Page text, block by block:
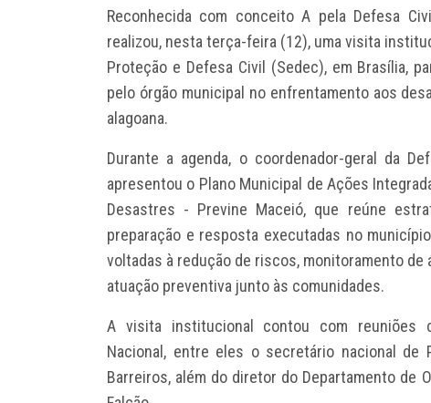
Reconhecida com conceito A pela Defesa
realizou, nesta terça-feira (12), uma visita
Proteção e Defesa Civil (Sedec), em Brasília,
pelo órgão municipal no enfrentamento aos
alagoana.
Durante a agenda, o coordenador-geral da
apresentou o Plano Municipal de Ações
Desastres - Previne Maceió, que reúne
preparação e resposta executadas no
voltadas à redução de riscos, monitoramento
atuação preventiva junto às comunidades.
A visita institucional contou com reuniões
Nacional, entre eles o secretário nacional de
Barreiros, além do diretor do Departamento de